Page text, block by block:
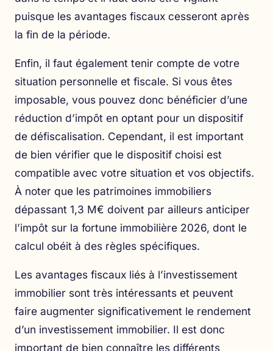
puisque les avantages fiscaux cesseront après
la fin de la période.
Enfin, il faut également tenir compte de votre
situation personnelle et fiscale. Si vous êtes
imposable, vous pouvez donc bénéficier d’une
réduction d’impôt en optant pour un dispositif
de défiscalisation. Cependant, il est important
de bien vérifier que le dispositif choisi est
compatible avec votre situation et vos objectifs.
À noter que les patrimoines immobiliers
dépassant 1,3 M€ doivent par ailleurs anticiper
l’impôt sur la fortune immobilière 2026, dont le
calcul obéit à des règles spécifiques.
Les avantages fiscaux liés à l’investissement
immobilier sont très intéressants et peuvent
faire augmenter significativement le rendement
d’un investissement immobilier. Il est donc
important de bien connaître les différents